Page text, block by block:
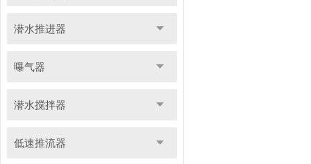
潜水推进器
曝气器
潜水搅拌器
低速推流器